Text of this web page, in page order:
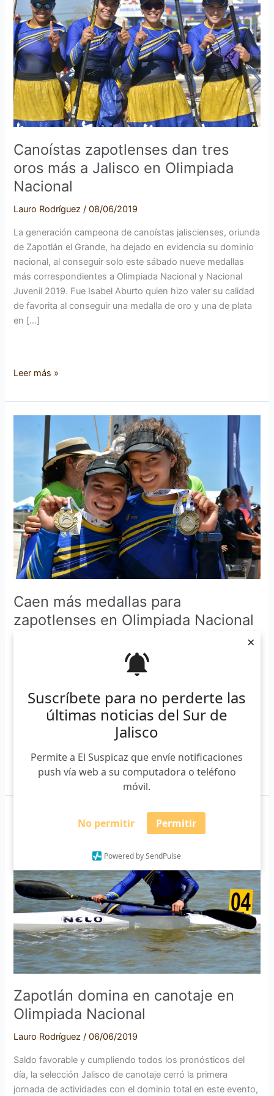
Suscríbete para no perderte las
últimas noticias del Sur de
Jalisco
Permite a El Suspicaz que envíe notificaciones
push vía web a su computadora o teléfono
móvil.
No permitir Permitir
Powered by SendPulse
×
Canoístas zapotlenses dan tres
oros más a Jalisco en Olimpiada
Nacional
Lauro Rodríguez/08/06/2019
La generación campeona de canoístas jaliscienses, oriunda
de Zapotlán el Grande, ha dejado en evidencia su dominio
nacional, al conseguir solo este sábado nueve medallas
más correspondientes a Olimpiada Nacional y Nacional
Juvenil 2019. Fue Isabel Aburto quien hizo valer su calidad
de favorita al conseguir una medalla de oro y una de plata
en […]
tres
oros
más
a
Jalisco
en
Olimpiada
Nacional
Leer más »
Caen más medallas para
zapotlenses en Olimpiada Nacional
Con dos medallas de oro en Olimpiada Nacional y una más
segunda jornada de actividades en la Pista de Remo y
Canotaje en Progreso, Yucatán. Los encargados de
ascender al podio por el más preciado metal fueron:
Brenda Kareli Aguirre en K1 500 16-18; Isabel
medallas
zapotlenses
Olimpiada
Nacional
Leer más »
Zapotlán domina en canotaje en
Olimpiada Nacional
Lauro Rodríguez/06/06/2019
Saldo favorable y cumpliendo todos los pronósticos del
día, la selección Jalisco de canotaje cerró la primera
jornada de actividades con el dominio total en este evento,
en
Olimpiada
Nacional